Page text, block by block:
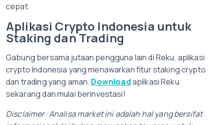
cepat.
Aplikasi Crypto Indonesia untuk
Staking dan Trading
Gabung bersama jutaan pengguna lain di Reku, aplikasi
crypto Indonesia yang menawarkan fitur staking crypto
dan trading yang aman. Downloadaplikasi Reku
sekarang dan mulai berinvestasi!
Disclaimer: Analisa market ini adalah hal yang bersifat